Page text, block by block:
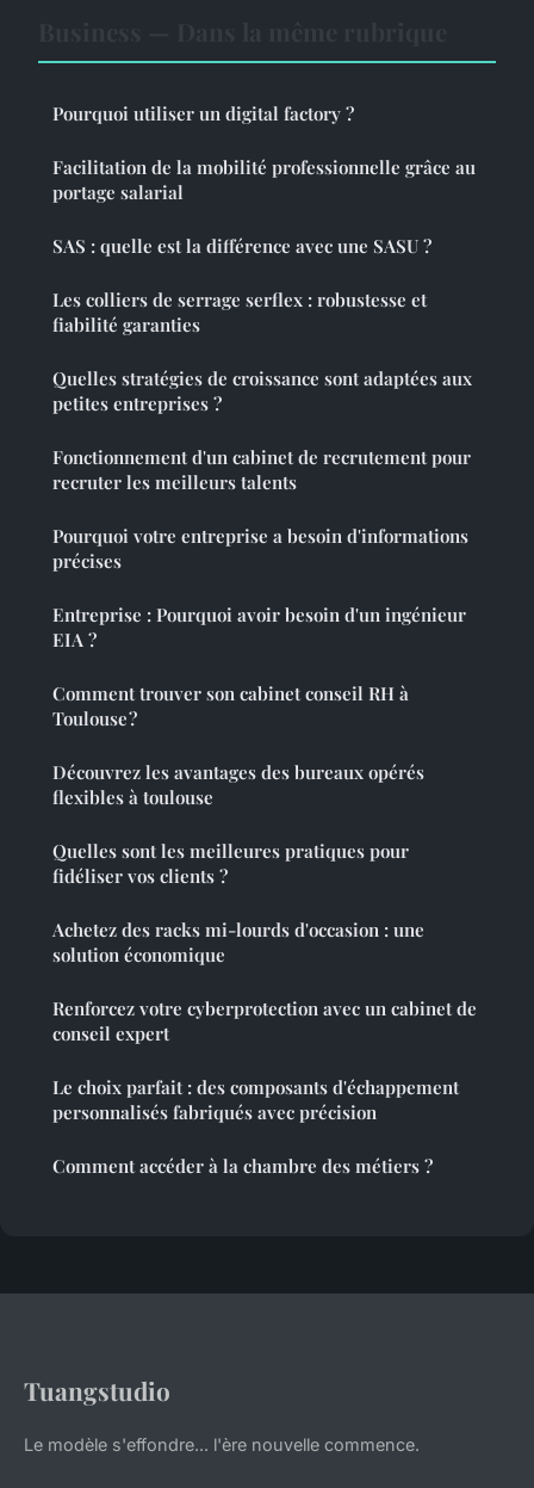
Pourquoi utiliser un digital factory ?
Facilitation de la mobilité professionnelle grâce au
portage salarial
SAS : quelle est la différence avec une SASU ?
Les colliers de serrage serflex : robustesse et
fiabilité garanties
Quelles stratégies de croissance sont adaptées aux
petites entreprises ?
Fonctionnement d'un cabinet de recrutement pour
recruter les meilleurs talents
Pourquoi votre entreprise a besoin d'informations
précises
Entreprise : Pourquoi avoir besoin d'un ingénieur
EIA ?
Comment trouver son cabinet conseil RH à
Toulouse ?
Découvrez les avantages des bureaux opérés
flexibles à toulouse
Quelles sont les meilleures pratiques pour
fidéliser vos clients ?
Achetez des racks mi-lourds d'occasion : une
solution économique
Renforcez votre cyberprotection avec un cabinet de
conseil expert
Le choix parfait : des composants d'échappement
personnalisés fabriqués avec précision
Comment accéder à la chambre des métiers ?
Tuangstudio
Le modèle s'effondre... l'ère nouvelle commence.